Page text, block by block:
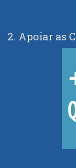
2. Apoiar as